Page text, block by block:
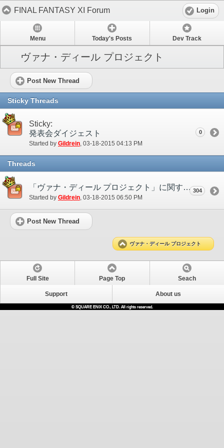
FINAL FANTASY XI Forum Login
Menu Today's Posts Dev Track
ヴァナ・ディール プロジェクト
Post New Thread
Sticky Threads
Sticky:
発表会ダイジェスト
Started by Gildrein‎, 03-18-2015 04:13 PM
0
Threads
「ヴァナ・ディール プロジェクト」に関する質問スレッド
Started by Gildrein ‎, 03-18-2015 06:50 PM
304
Post New Thread
ヴァナ・ディール プロジェクト
Full Site Page Top Seach
Support About us
© SQUARE ENIX CO., LTD. All rights reserved.